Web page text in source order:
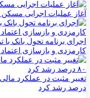
آغاز عملیات اجرایی مسکن
اجرای برنامه تحول بانک با
کارمزدی و بازسازی
درصد رشد کرد